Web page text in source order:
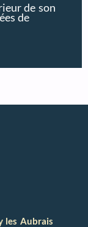
de son
de
les Aubrais